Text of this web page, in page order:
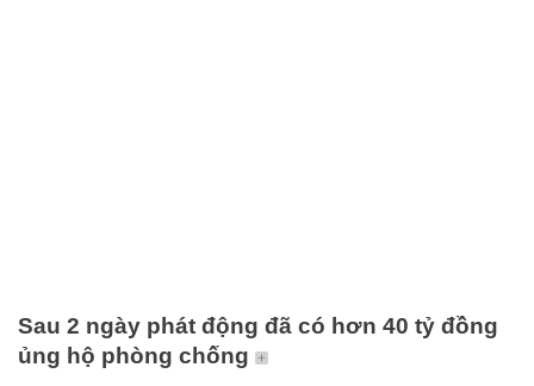
Sau 2 ngày phát động đã có hơn 40 tỷ đồng
ủng hộ phòng chống